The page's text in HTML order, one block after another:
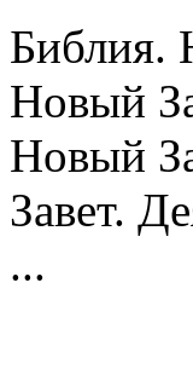
Библия.
Новый
Новый
Завет.
...